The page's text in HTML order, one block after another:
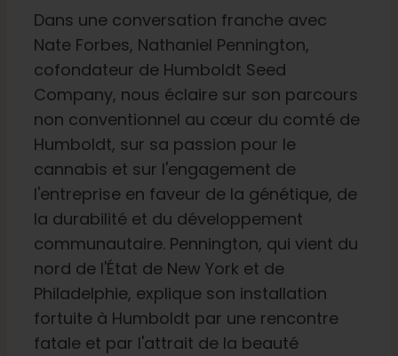
Chasse au phéno
Préserver le patrimoine génétique des
Contact
Boutique
Français
Recherche
de
Dans une conversation franche avec
Nate Forbes, Nathaniel Pennington,
cofondateur de Humboldt Seed
Company, nous éclaire sur son parcours
non conventionnel au cœur du comté de
Humboldt, sur sa passion pour le
cannabis et sur l'engagement de
l'entreprise en faveur de la génétique, de
la durabilité et du développement
communautaire. Pennington, qui vient du
nord de l'État de New York et de
Philadelphie, explique son installation
fortuite à Humboldt par une rencontre
fatale et par l'attrait de la beauté